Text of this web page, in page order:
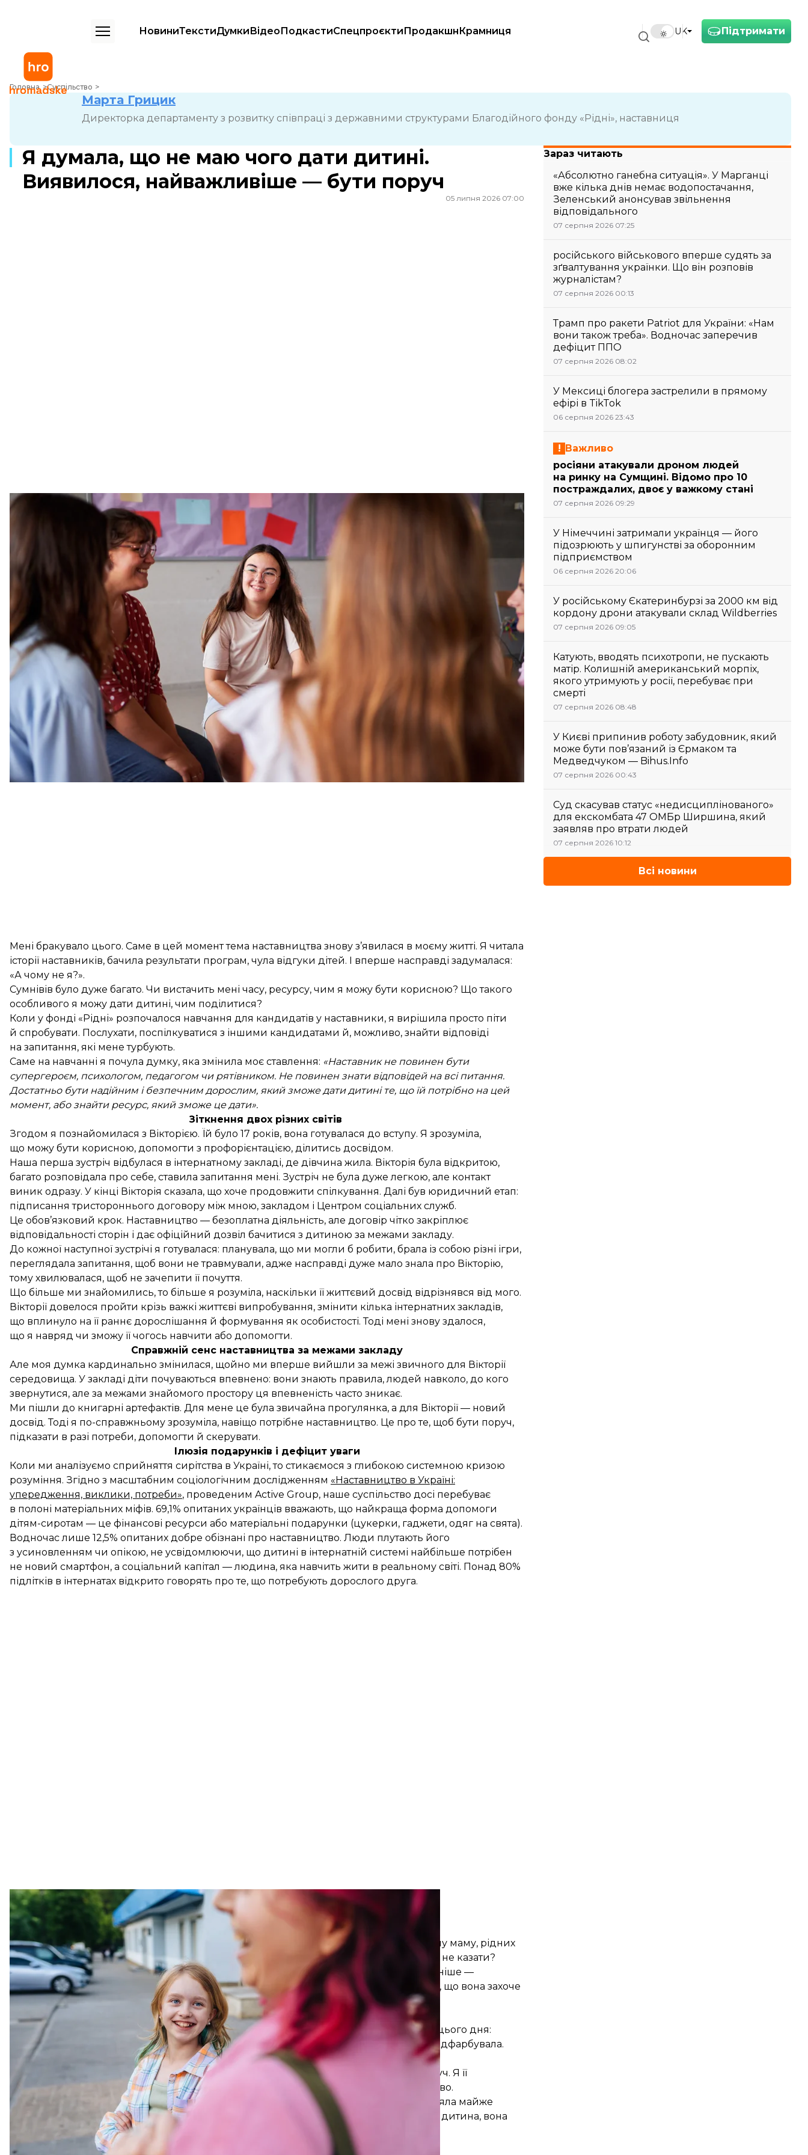
Підтримати
UK
НовиниТекстиДумкиВідеоПодкастиСпецпроєктиПродакшнКрамниця
Головна Суспільство
Я думала, що не маю чого дати дитині. Виявилося, найважливіше — бути поруч
Марта Грицик
Директорка департаменту з розвитку співпраці з державними структурами Благодійного фонду «Рідні», наставниця
Я думала, що не маю чого дати дитині.
Виявилося, найважливіше — бути поруч
05 липня 2026 07:00
Ілюстративне зображення
Gigidelgado / Envato
На шкільному подвір’ї галасливо. Випускники у святковому вбранні, сміх, квіти, спалахи камер.
Серед цього натовпу дівчина-випускниця Віка раз у раз шукає серед натовпу знайомі очі,
що дивляться саме на неї, усміхаються у відповідь і щиро пишаються її досягненнями.
І я вкотре думаю, як важливо для молодої людини мати дорослого, який поруч у важливі моменти:
вірить, підтримує і помічає її успіхи.
Наставництво — це не про супергеройство, бездоганний досвід чи педагогічні дипломи. Це про
присутність. Але щоб зрозуміти цю просту істину, мені знадобилося майже десять років.
Від стратегій — назад до дитини
Про наставництво я вперше почула ще 2018 року, коли почала працювати у благодійному фонді
«Рідні». Тоді я дізналася, що є люди, які добровільно стають наставниками для дітей із вразливих
категорій населення — допомагають підготуватися до дорослого життя, підтримують, діляться
досвідом і просто залишаються поруч. Тоді мені здавалося це чудовою ініціативою, але навіть
не спадало на думку, що колись я сама можу стати наставницею.
Минали роки, змінилася моя робота. Якщо раніше я багато працювала безпосередньо з дітьми
й сім’ями, то згодом дедалі більше занурювалась у стратегічний розвиток проєктів, співпрацю
з бізнесом і державними структурами, тож мала чимраз менше можливості чути запити дітей,
розуміти їхні потреби.
Мені бракувало цього. Саме в цей момент тема наставництва знову з’явилася в моєму житті. Я читала
історії наставників, бачила результати програм, чула відгуки дітей. І вперше насправді задумалася:
«А чому не я?».
Сумнівів було дуже багато. Чи вистачить мені часу, ресурсу, чим я можу бути корисною? Що такого
особливого я можу дати дитині, чим поділитися?
Коли у фонді «Рідні» розпочалося навчання для кандидатів у наставники, я вирішила просто піти
й спробувати. Послухати, поспілкуватися з іншими кандидатами й, можливо, знайти відповіді
на запитання, які мене турбують.
Саме на навчанні я почула думку, яка змінила моє ставлення: «Наставник не повинен бути
супергероєм, психологом, педагогом чи рятівником. Не повинен знати відповідей на всі питання.
Достатньо бути надійним і безпечним дорослим, який зможе дати дитині те, що їй потрібно на цей
момент, або знайти ресурс, який зможе це дати».
Зіткнення двох різних світів
Згодом я познайомилася з Вікторією. Їй було 17 років, вона готувалася до вступу. Я зрозуміла,
що можу бути корисною, допомогти з профорієнтацією, ділитись досвідом.
Наша перша зустріч відбулася в інтернатному закладі, де дівчина жила. Вікторія була відкритою,
багато розповідала про себе, ставила запитання мені. Зустріч не була дуже легкою, але контакт
виник одразу. У кінці Вікторія сказала, що хоче продовжити спілкування. Далі був юридичний етап:
підписання тристороннього договору між мною, закладом і Центром соціальних служб.
Це обов’язковий крок. Наставництво — безоплатна діяльність, але договір чітко закріплює
відповідальності сторін і дає офіційний дозвіл бачитися з дитиною за межами закладу.
До кожної наступної зустрічі я готувалася: планувала, що ми могли б робити, брала із собою різні ігри,
переглядала запитання, щоб вони не травмували, адже насправді дуже мало знала про Вікторію,
тому хвилювалася, щоб не зачепити її почуття.
Що більше ми знайомились, то більше я розуміла, наскільки її життєвий досвід відрізнявся від мого.
Вікторії довелося пройти крізь важкі життєві випробування, змінити кілька інтернатних закладів,
що вплинуло на її раннє дорослішання й формування як особистості. Тоді мені знову здалося,
що я навряд чи зможу її чогось навчити або допомогти.
Справжній сенс наставництва за межами закладу
Але моя думка кардинально змінилася, щойно ми вперше вийшли за межі звичного для Вікторії
середовища. У закладі діти почуваються впевнено: вони знають правила, людей навколо, до кого
звернутися, але за межами знайомого простору ця впевненість часто зникає.
Ми пішли до книгарні артефактів. Для мене це була звичайна прогулянка, а для Вікторії — новий
досвід. Тоді я по-справжньому зрозуміла, навіщо потрібне наставництво. Це про те, щоб бути поруч,
підказати в разі потреби, допомогти й скерувати.
Ілюзія подарунків і дефіцит уваги
Коли ми аналізуємо сприйняття сирітства в Україні, то стикаємося з глибокою системною кризою
розуміння. Згідно з масштабним соціологічним дослідженням «Наставництво в Україні:
упередження, виклики, потреби», проведеним Active Group, наше суспільство досі перебуває
в полоні матеріальних міфів. 69,1% опитаних українців вважають, що найкраща форма допомоги
дітям-сиротам — це фінансові ресурси або матеріальні подарунки (цукерки, гаджети, одяг на свята).
Водночас лише 12,5% опитаних добре обізнані про наставництво. Люди плутають його
з усиновленням чи опікою, не усвідомлюючи, що дитині в інтернатній системі найбільше потрібен
не новий смартфон, а соціальний капітал — людина, яка навчить жити в реальному світі. Понад 80%
підлітків в інтернатах відкрито говорять про те, що потребують дорослого друга.
Ілюстративне зображення
Найважча навичка — просто мовчки слухати
Вікторія поступово почала ділитись історіями про свою родину, дитинство, біологічну маму, рідних
братів і сестер. Я сумнівалася, як правильно вчинити: обійняти, шкодувати чи нічого не казати?
У такі моменти завжди хочеться знайти правильні слова. Але я зрозуміла, що найцінніше —
це вміння слухати й бути поруч: не засуджуючи, не оцінюючи та не коментуючи. Все, що вона захоче
й буде готова розказати, вона завжди розкаже сама.
Танець, який виправдовує всі зусилля
Наш спільний шлях привів нас до того самого випускного. Ми разом готувалися до цього дня:
ходили до салону оновити стрижку, потім я сама зробила їй укладку й легесенько підфарбувала.
Це був момент, який дуже зближує і здружує.
На святі вона весь час шукала мене поглядом серед гостей. Хотіла, щоб я сиділа поруч. Я її
фотографувала протягом офіційної урочистої частини, бо знала, що для неї це важливо.
А потім настав момент танцю з батьками, і Вікторія запросила мене. Переді мною стояла майже
доросла дівчина — самостійна, талановита та водночас дуже вразлива. Як і будь-яка дитина, вона
потребувала когось, хто прийде й буде поруч у важливу мить.
Чому це досвід про моє власне зростання
Зараз читають
«Абсолютно ганебна ситуація». У Марганці
вже кілька днів немає водопостачання,
Зеленський анонсував звільнення
відповідального
07 серпня 2026 07:25
російського військового вперше судять за
зґвалтування українки. Що він розповів
журналістам?
07 серпня 2026 00:13
Трамп про ракети Patriot для України: «Нам
вони також треба». Водночас заперечив
дефіцит ППО
07 серпня 2026 08:02
У Мексиці блогера застрелили в прямому
ефірі в TikTok
06 серпня 2026 23:43
Важливо
росіяни атакували дроном людей
на ринку на Сумщині. Відомо про 10
постраждалих, двоє у важкому стані
07 серпня 2026 09:29
У Німеччині затримали українця — його
підозрюють у шпигунстві за оборонним
підприємством
06 серпня 2026 20:06
У російському Єкатеринбурзі за 2000 км від
кордону дрони атакували склад Wildberries
07 серпня 2026 09:05
Катують, вводять психотропи, не пускають
матір. Колишній американський морпіх,
якого утримують у росії, перебуває при
смерті
07 серпня 2026 08:48
У Києві припинив роботу забудовник, який
може бути пов’язаний із Єрмаком та
Медведчуком — Bihus.Info
07 серпня 2026 00:43
Суд скасував статус «недисциплінованого»
для екскомбата 47 ОМБр Ширшина, який
заявляв про втрати людей
07 серпня 2026 10:12
Всі новини